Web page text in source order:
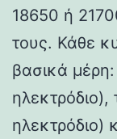
18650 ή
τους. Κάθε
βασικά
ηλεκτρόδιο),
ηλεκτρόδιο)